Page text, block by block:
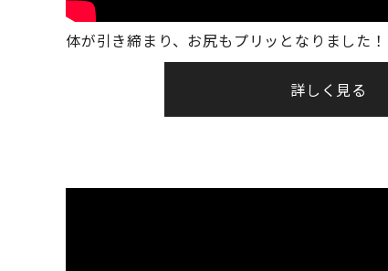
体が引き締まり、お尻もプリッとなりました！
詳しく見る